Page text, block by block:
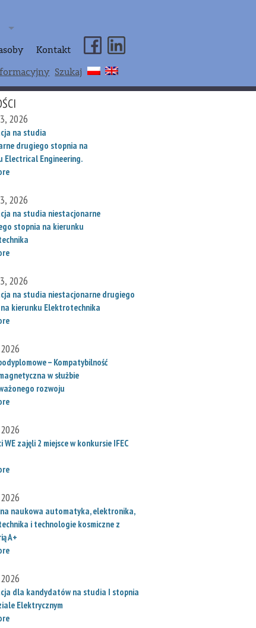
Kontakt
Szukaj
2026
na studia
drugiego stopnia na
Electrical Engineering.
2026
na studia niestacjonarne
stopnia na kierunku
2026
na studia niestacjonarne drugiego
kierunku Elektrotechnika
– Kompatybilność
w służbie
rozwoju
WE zajęli 2 miejsce w konkursie IFEC
naukowa automatyka, elektronika,
i technologie kosmiczne z
A+
dla kandydatów na studia I stopnia
Elektrycznym